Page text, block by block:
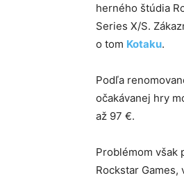
herného štúdia
Series X/S.
o tom Kotaku.
Podľa
očakávanej hry
až 97 €.
Problémom však
Rockstar